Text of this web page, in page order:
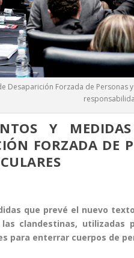
Desaparición Forzada de
Y
FORZADA DE
que prevé el nuevo
las clandestinas,
para enterrar cuerpos de